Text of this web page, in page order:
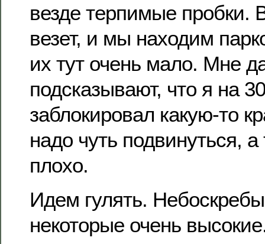
везде терпимые пробки.
везет, и мы находим
их тут очень мало. Мне
подсказывают, что я на
заблокировал какую-то
надо чуть подвинуться,
плохо.
Идем гулять.
некоторые очень